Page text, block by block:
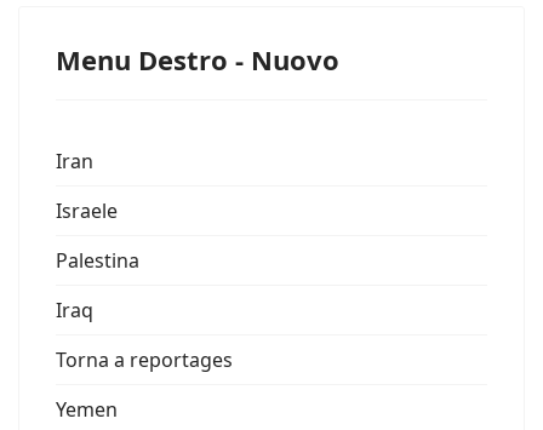
Menu Destro - Nuovo
Iran
Israele
Palestina
Iraq
Torna a reportages
Yemen